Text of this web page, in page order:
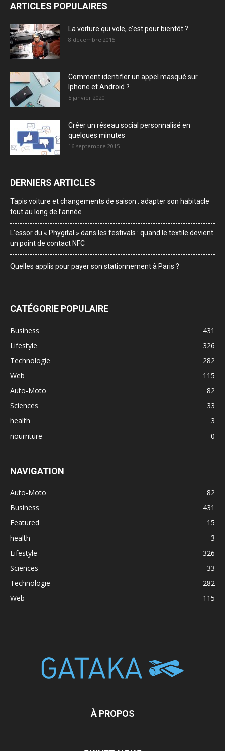
ARTICLES POPULAIRES
La voiture qui vole, c’est pour bientôt ?
8 décembre 2015
Comment identifier un appel masqué sur
Iphone et Android ?
5 janvier 2020
Créer un réseau social personnalisé en
quelques minutes
16 septembre 2015
DERNIERS ARTICLES
Tapis voiture et changements de saison : adapter son habitacle
tout au long de l’année
L’essor du « Phygital » dans les festivals : quand le textile devient
un point de contact NFC
Quelles applis pour payer son stationnement à Paris ?
CATÉGORIE POPULAIRE
Business
431
Lifestyle
326
Technologie
282
Web
115
Auto-Moto
82
Sciences
33
health
3
nourriture
0
NAVIGATION
Auto-Moto
82
Business
431
Featured
15
health
3
Lifestyle
326
Sciences
33
Technologie
282
Web
115
À PROPOS